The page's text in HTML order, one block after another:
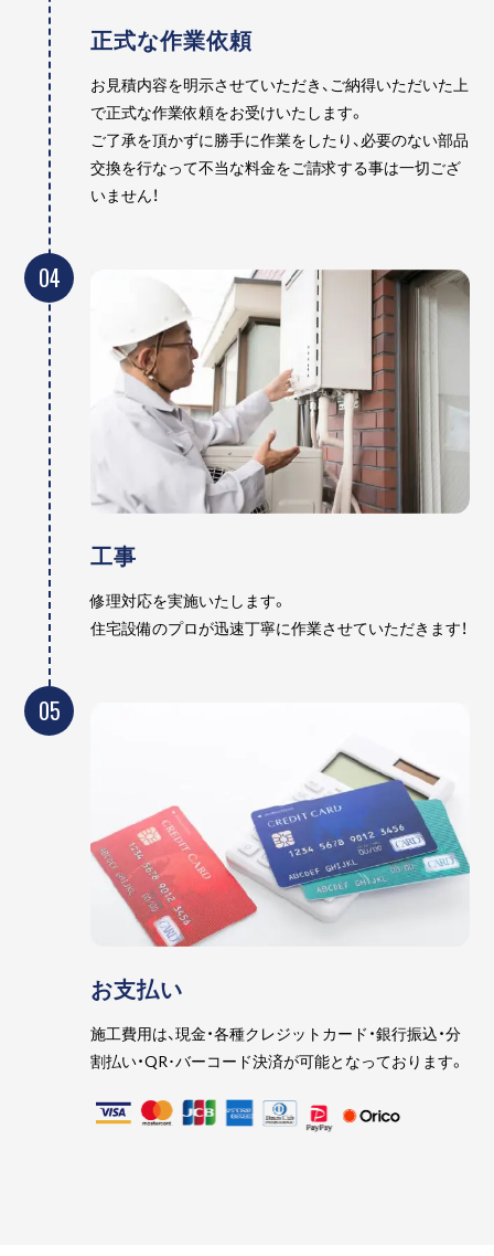
正式な作業依頼
お見積内容を明示させていただき、ご納得いただいた上
で正式な作業依頼をお受けいたします。
ご了承を頂かずに勝手に作業をしたり、必要のない部品
交換を行なって不当な料金をご請求する事は一切ござ
いません！
04
工事
修理対応を実施いたします。
住宅設備のプロが迅速丁寧に作業させていただきます！
05
お支払い
施工費用は、現金・各種クレジットカード・銀行振込・分
割払い・QR･バーコード決済が可能となっております。